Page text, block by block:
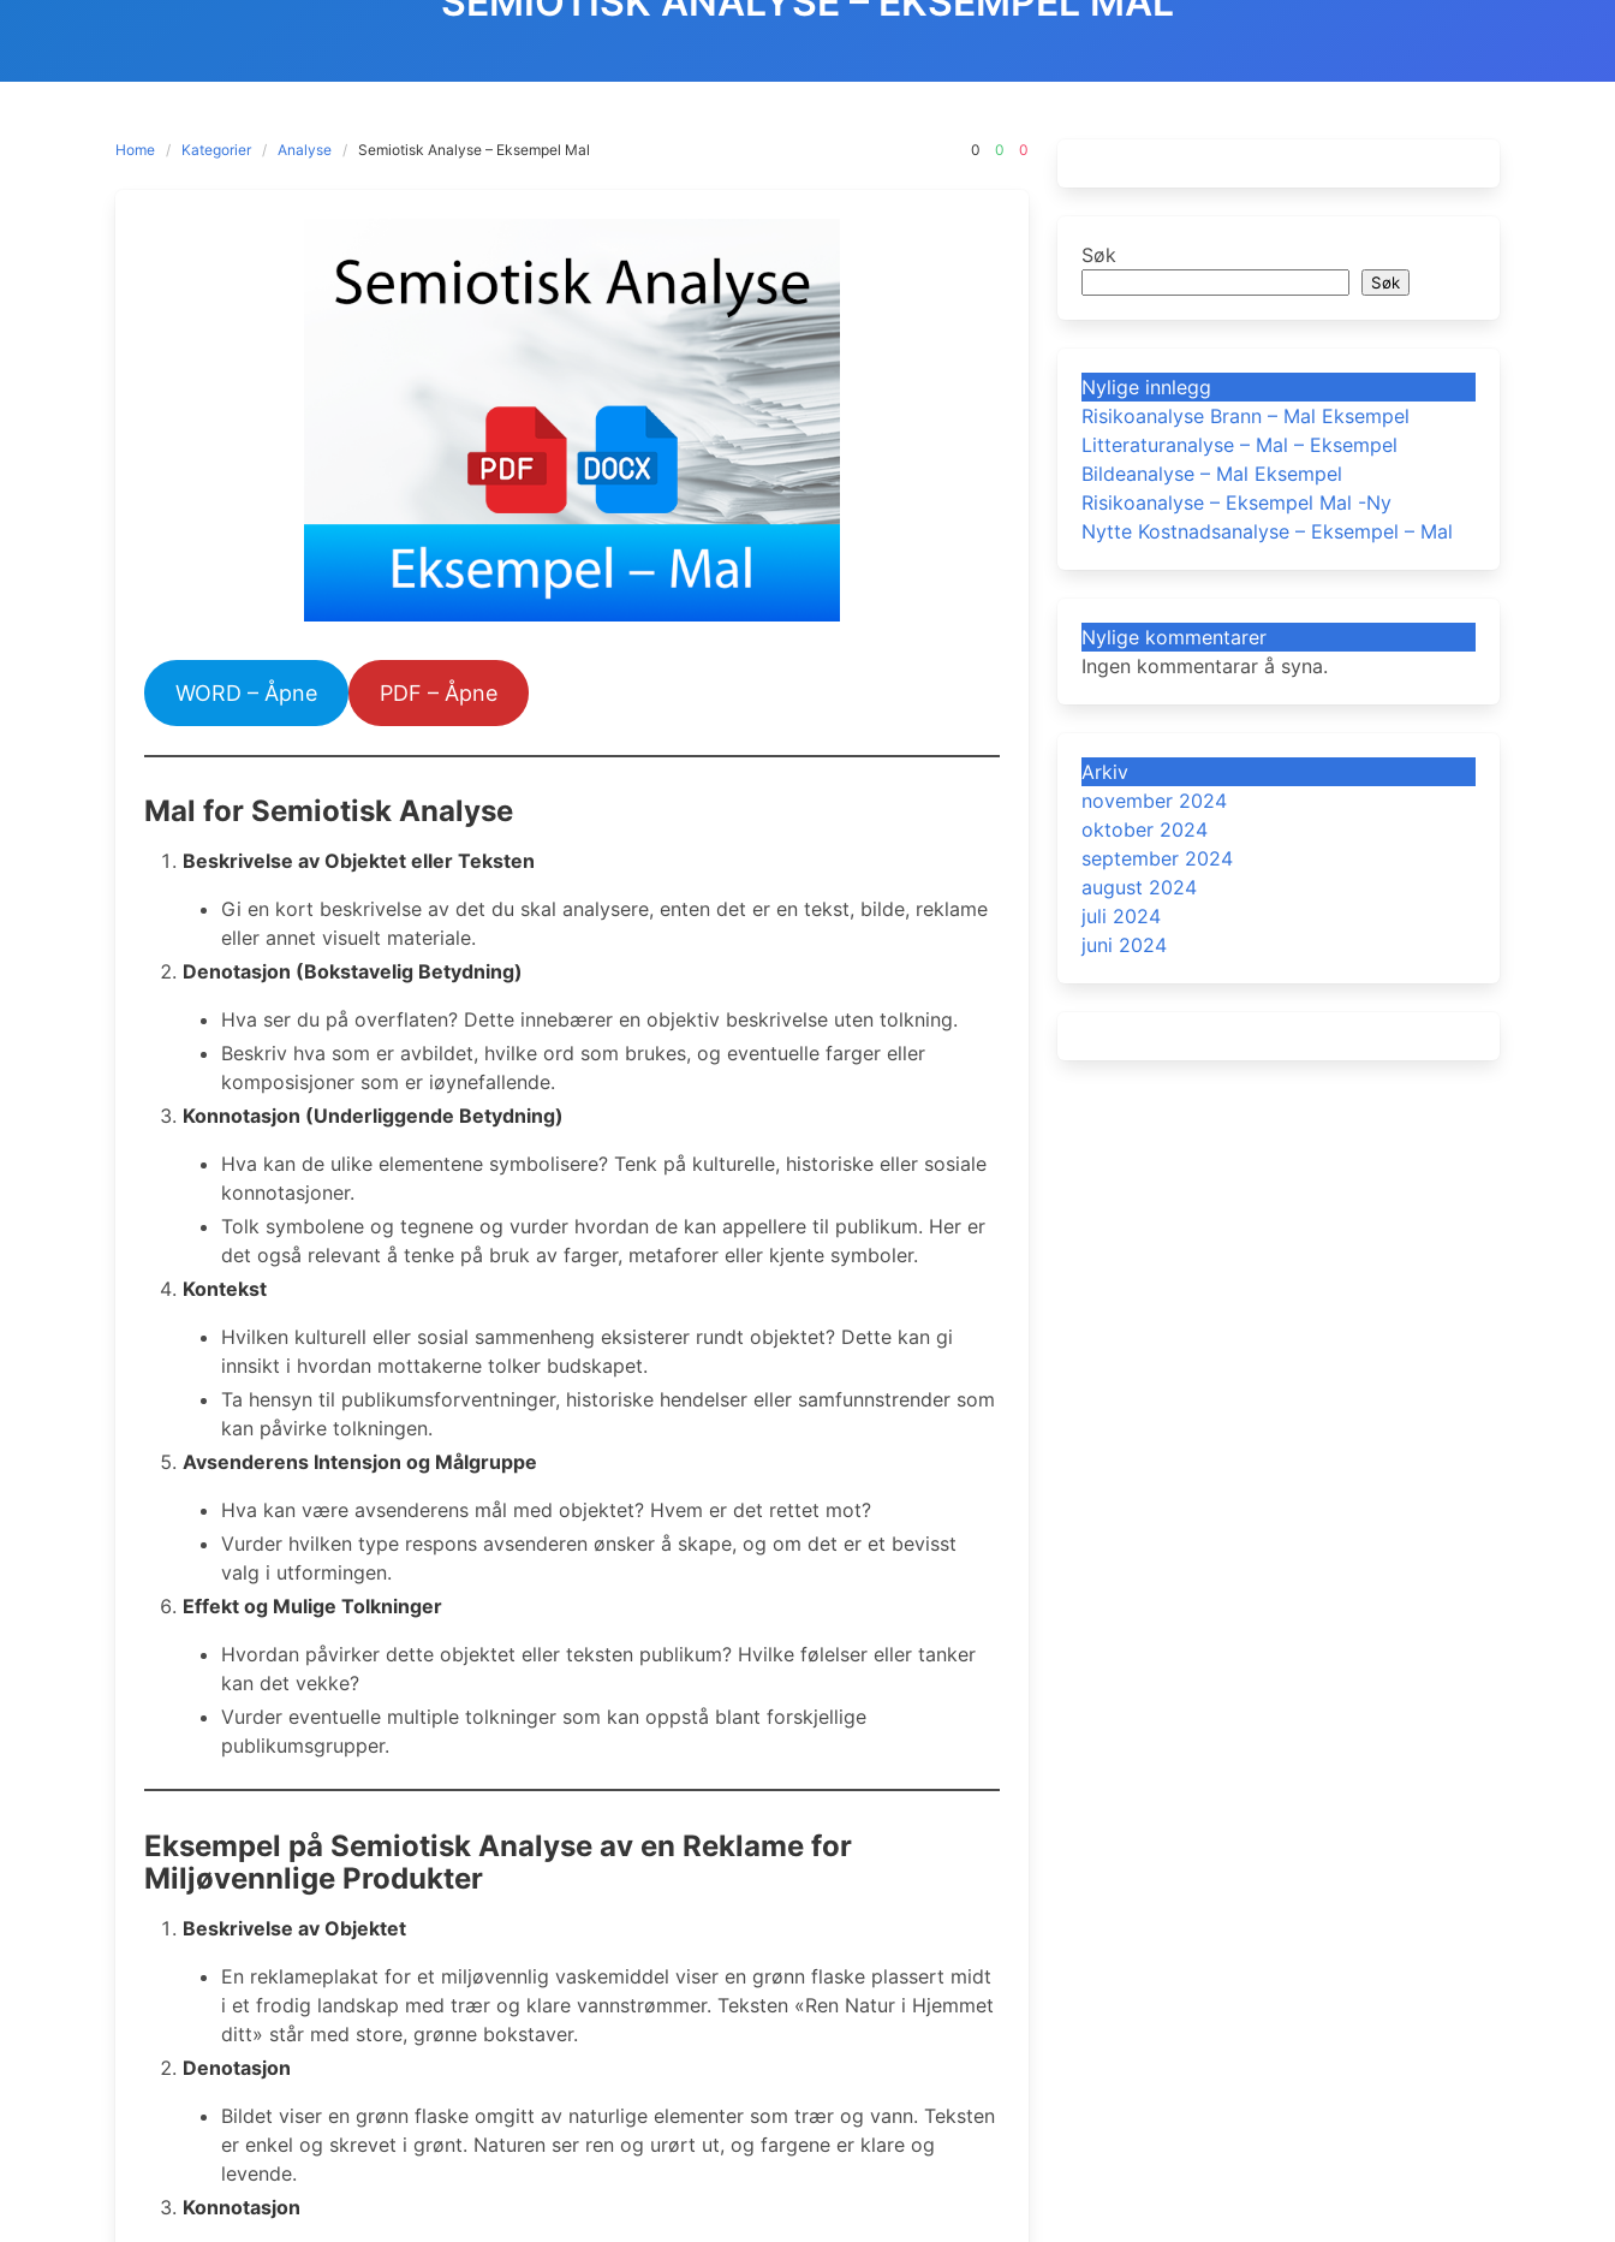
Home Kategorier Analyse Semiotisk Analyse – Eksempel Mal 0 0 0
WORD – Åpne PDF – Åpne
Mal for Semiotisk Analyse
Beskrivelse av Objektet eller Teksten
Gi en kort beskrivelse av det du skal analysere, enten det er en tekst, bilde, reklame
eller annet visuelt materiale.
Denotasjon (Bokstavelig Betydning)
Hva ser du på overflaten? Dette innebærer en objektiv beskrivelse uten tolkning.
Beskriv hva som er avbildet, hvilke ord som brukes, og eventuelle farger eller
komposisjoner som er iøynefallende.
Konnotasjon (Underliggende Betydning)
Hva kan de ulike elementene symbolisere? Tenk på kulturelle, historiske eller sosiale
konnotasjoner.
Tolk symbolene og tegnene og vurder hvordan de kan appellere til publikum. Her er
det også relevant å tenke på bruk av farger, metaforer eller kjente symboler.
Kontekst
Hvilken kulturell eller sosial sammenheng eksisterer rundt objektet? Dette kan gi
innsikt i hvordan mottakerne tolker budskapet.
Ta hensyn til publikumsforventninger, historiske hendelser eller samfunnstrender som
kan påvirke tolkningen.
Avsenderens Intensjon og Målgruppe
Hva kan være avsenderens mål med objektet? Hvem er det rettet mot?
Vurder hvilken type respons avsenderen ønsker å skape, og om det er et bevisst
valg i utformingen.
Effekt og Mulige Tolkninger
Hvordan påvirker dette objektet eller teksten publikum? Hvilke følelser eller tanker
kan det vekke?
Vurder eventuelle multiple tolkninger som kan oppstå blant forskjellige
publikumsgrupper.
Eksempel på Semiotisk Analyse av en Reklame for
Miljøvennlige Produkter
Beskrivelse av Objektet
En reklameplakat for et miljøvennlig vaskemiddel viser en grønn flaske plassert midt
i et frodig landskap med trær og klare vannstrømmer. Teksten «Ren Natur i Hjemmet
ditt» står med store, grønne bokstaver.
Denotasjon
Bildet viser en grønn flaske omgitt av naturlige elementer som trær og vann. Teksten
er enkel og skrevet i grønt. Naturen ser ren og urørt ut, og fargene er klare og
levende.
Konnotasjon
Søk
Søk
Nylige innlegg
Risikoanalyse Brann – Mal Eksempel
Litteraturanalyse – Mal – Eksempel
Bildeanalyse – Mal Eksempel
Risikoanalyse – Eksempel Mal -Ny
Nytte Kostnadsanalyse – Eksempel – Mal
Nylige kommentarer
Ingen kommentarar å syna.
Arkiv
november 2024
oktober 2024
september 2024
august 2024
juli 2024
juni 2024